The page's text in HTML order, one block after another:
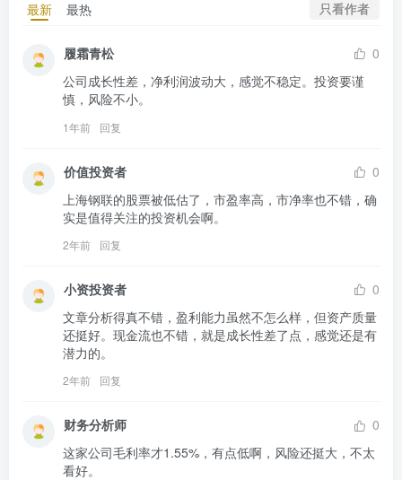
最新 最热 只看作者
履霜青松
0
公司成长性差，净利润波动大，感觉不稳定。投资要谨
慎，风险不小。
1年前 回复
价值投资者
0
上海钢联的股票被低估了，市盈率高，市净率也不错，确
实是值得关注的投资机会啊。
2年前 回复
小资投资者
0
文章分析得真不错，盈利能力虽然不怎么样，但资产质量
还挺好。现金流也不错，就是成长性差了点，感觉还是有
潜力的。
2年前 回复
财务分析师
0
这家公司毛利率才1.55%，有点低啊，风险还挺大，不太
看好。